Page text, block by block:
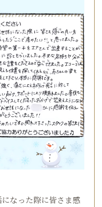
なった際に皆さま感